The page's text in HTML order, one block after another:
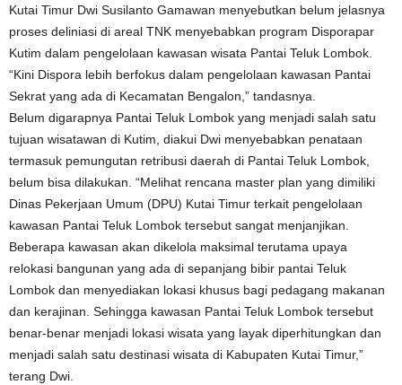
Kutai Timur Dwi Susilanto Gamawan menyebutkan belum jelasnya
proses deliniasi di areal TNK menyebabkan program Disporapar
Kutim dalam pengelolaan kawasan wisata Pantai Teluk Lombok.
“Kini Dispora lebih berfokus dalam pengelolaan kawasan Pantai
Sekrat yang ada di Kecamatan Bengalon,” tandasnya.
Belum digarapnya Pantai Teluk Lombok yang menjadi salah satu
tujuan wisatawan di Kutim, diakui Dwi menyebabkan penataan
termasuk pemungutan retribusi daerah di Pantai Teluk Lombok,
belum bisa dilakukan. “Melihat rencana master plan yang dimiliki
Dinas Pekerjaan Umum (DPU) Kutai Timur terkait pengelolaan
kawasan Pantai Teluk Lombok tersebut sangat menjanjikan.
Beberapa kawasan akan dikelola maksimal terutama upaya
relokasi bangunan yang ada di sepanjang bibir pantai Teluk
Lombok dan menyediakan lokasi khusus bagi pedagang makanan
dan kerajinan. Sehingga kawasan Pantai Teluk Lombok tersebut
benar-benar menjadi lokasi wisata yang layak diperhitungkan dan
menjadi salah satu destinasi wisata di Kabupaten Kutai Timur,”
terang Dwi.